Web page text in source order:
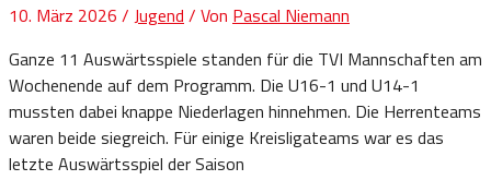
10. März 2026 / Jugend / Von Pascal Niemann
Ganze 11 Auswärtsspiele standen für die TVI Mannschaften am
Wochenende auf dem Programm. Die U16-1 und U14-1
mussten dabei knappe Niederlagen hinnehmen. Die Herrenteams
waren beide siegreich. Für einige Kreisligateams war es das
letzte Auswärtsspiel der Saison